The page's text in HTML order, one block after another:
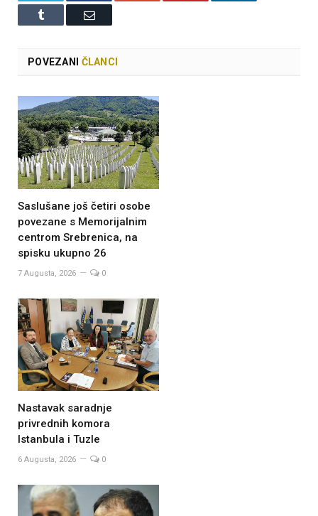
Tumblr Email
POVEZANI ČLANCI
Saslušane još četiri osobe
povezane s Memorijalnim
centrom Srebrenica, na
spisku ukupno 26
7 Augusta, 2026 0
Nastavak saradnje
privrednih komora
Istanbula i Tuzle
6 Augusta, 2026 0